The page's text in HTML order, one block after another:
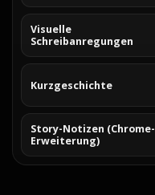
Visuelle
Schreibanregungen
Kurzgeschichte
Story-Notizen (Chrome-
Erweiterung)